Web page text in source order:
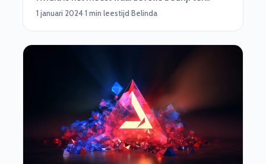
wereld geworden nadat de aandelenkoers
1 januari 2024·1 min leestijd·Belinda